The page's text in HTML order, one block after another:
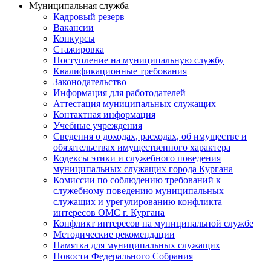
Муниципальная служба
Кадровый резерв
Вакансии
Конкурсы
Стажировка
Поступление на муниципальную службу
Квалификационные требования
Законодательство
Информация для работодателей
Аттестация муниципальных служащих
Контактная информация
Учебные учреждения
Сведения о доходах, расходах, об имуществе и
обязательствах имущественного характера
Кодексы этики и служебного поведения
муниципальных служащих города Кургана
Комиссии по соблюдению требований к
служебному поведению муниципальных
служащих и урегулированию конфликта
интересов ОМС г. Кургана
Конфликт интересов на муниципальной службе
Методические рекомендации
Памятка для муниципальных служащих
Новости Федерального Cобрания